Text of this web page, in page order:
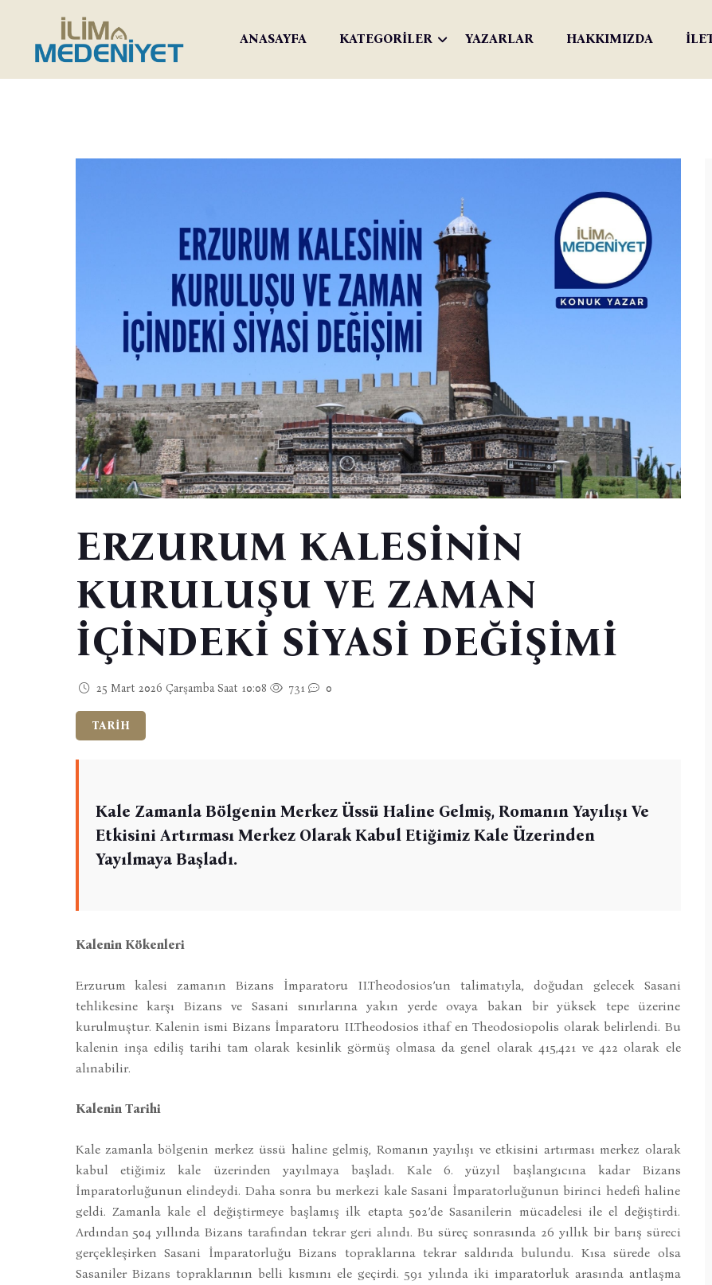
ANASAYFA KATEGORİLER YAZARLAR HAKKIMIZDA
ERZURUM KALESİNİN
KURULUŞU VE ZAMAN
İÇİNDEKİ SİYASİ DEĞİŞİMİ
25 Mart 2026 Çarşamba Saat 10:08 731 0
TARİH
Kale Zamanla Bölgenin Merkez Üssü Haline Gelmiş, Romanın Yayılışı Ve
Etkisini Artırması Merkez Olarak Kabul Etiğimiz Kale Üzerinden
Yayılmaya Başladı.
Kalenin Kökenleri
Erzurum kalesi zamanın Bizans İmparatoru II.Theodosios’un talimatıyla, doğudan gelecek Sasani
tehlikesine karşı Bizans ve Sasani sınırlarına yakın yerde ovaya bakan bir yüksek tepe üzerine
kurulmuştur. Kalenin ismi Bizans İmparatoru II.Theodosios ithaf en Theodosiopolis olarak belirlendi. Bu
kalenin inşa ediliş tarihi tam olarak kesinlik görmüş olmasa da genel olarak 415,421 ve 422 olarak ele
alınabilir.
Kalenin Tarihi
Kale zamanla bölgenin merkez üssü haline gelmiş, Romanın yayılışı ve etkisini artırması merkez olarak
kabul etiğimiz kale üzerinden yayılmaya başladı. Kale 6. yüzyıl başlangıcına kadar Bizans
İmparatorluğunun elindeydi. Daha sonra bu merkezi kale Sasani İmparatorluğunun birinci hedefi haline
geldi. Zamanla kale el değiştirmeye başlamış ilk etapta 502’de Sasanilerin mücadelesi ile el değiştirdi.
Ardından 504 yıllında Bizans tarafından tekrar geri alındı. Bu süreç sonrasında 26 yıllık bir barış süreci
gerçekleşirken Sasani İmparatorluğu Bizans topraklarına tekrar saldırıda bulundu. Kısa sürede olsa
Sasaniler Bizans topraklarının belli kısmını ele geçirdi. 591 yılında iki imparatorluk arasında antlaşma